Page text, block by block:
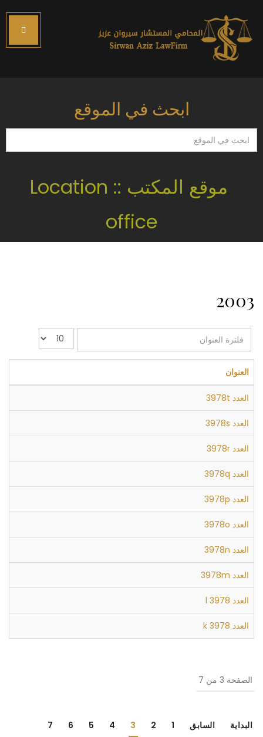
ابحث في الموقع
ابحث
في
موقع المكتب :: Location
office
2003
فلترة
العنوان
عدد
الإظهارات:
العنوان
العدد 3978t
العدد 3978s
العدد 3978r
العدد 3978q
العدد 3978p
العدد 3978o
العدد 3978n
العدد 3978m
العدد 3978 l
العدد 3978 k
الصفحة 3 من 7
البداية السابق 1
2
3
4
5
6
7